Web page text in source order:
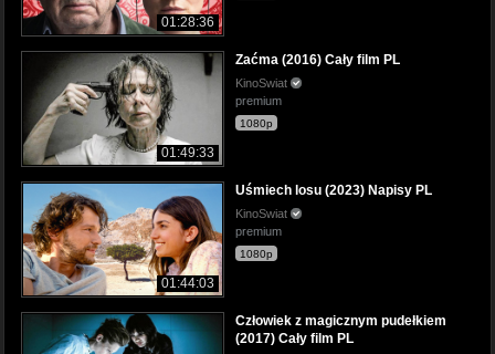
01:28:36
01:49:33
Zaćma (2016) Cały film PL
KinoSwiat
premium
1080p
01:44:03
Uśmiech losu (2023) Napisy PL
KinoSwiat
premium
1080p
Człowiek z magicznym pudełkiem
(2017) Cały film PL